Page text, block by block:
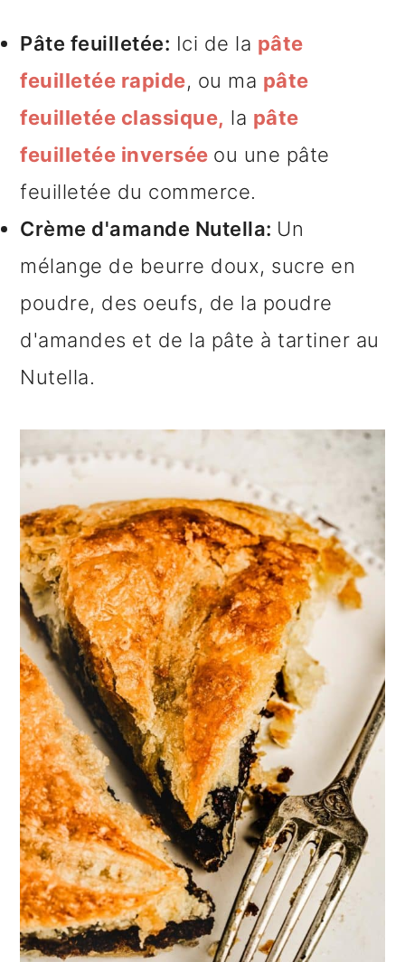
Pâte feuilletée: Ici de la pâte
feuilletée rapide, ou ma pâte
feuilletée classique, la pâte
feuilletée inversée ou une pâte
feuilletée du commerce.
Crème d'amande Nutella: Un
mélange de beurre doux, sucre en
poudre, des oeufs, de la poudre
d'amandes et de la pâte à tartiner au
Nutella.